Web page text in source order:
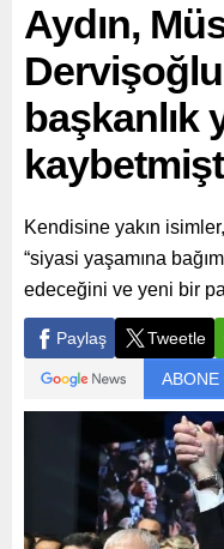
Aydın,
başkanlık
Kendisine yakın
“siyasi yaşamına
edeceğini ve yeni bir
Paylaş Tweetle
ABONE